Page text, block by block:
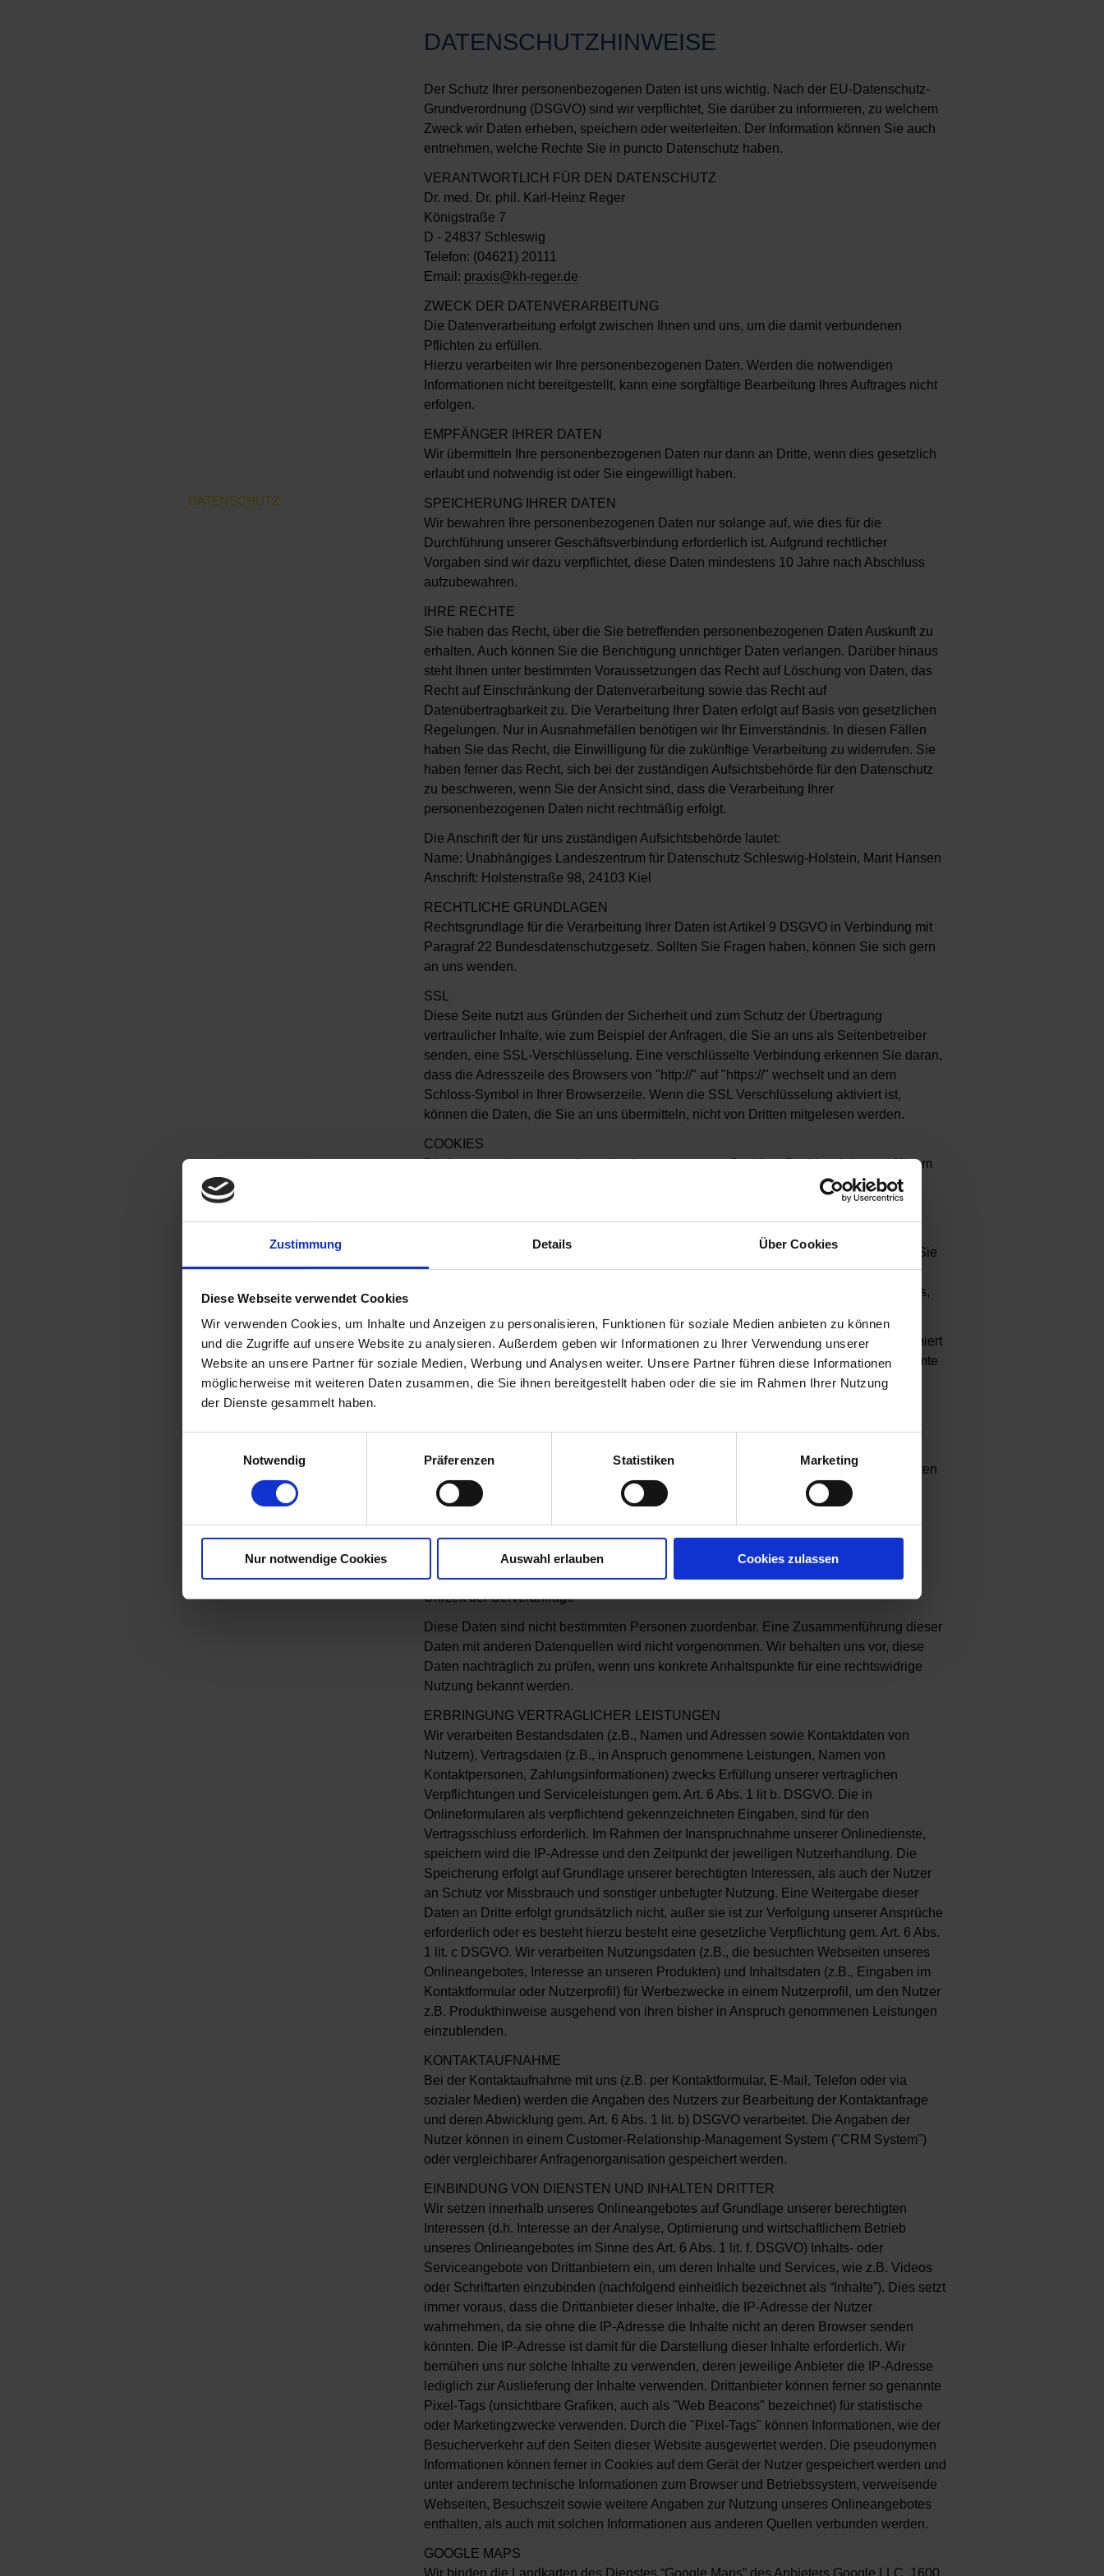
Zustimmung Details Über Cookies
Diese Webseite verwendet Cookies
Wir verwenden Cookies, um Inhalte und Anzeigen zu personalisieren, Funktionen für soziale Medien anbieten zu können
und die Zugriffe auf unsere Website zu analysieren. Außerdem geben wir Informationen zu Ihrer Verwendung unserer
Website an unsere Partner für soziale Medien, Werbung und Analysen weiter. Unsere Partner führen diese Informationen
möglicherweise mit weiteren Daten zusammen, die Sie ihnen bereitgestellt haben oder die sie im Rahmen Ihrer Nutzung
der Dienste gesammelt haben.
Notwendig
Präferenzen Statistiken Marketing
Nur notwendige Cookies Auswahl erlauben Cookies zulassen
DATENSCHUTZHINWEISE
Der Schutz Ihrer personenbezogenen Daten ist uns wichtig. Nach der EU-Datenschutz-
Grundverordnung (DSGVO) sind wir verpflichtet, Sie darüber zu informieren, zu welchem
Zweck wir Daten erheben, speichern oder weiterleiten. Der Information können Sie auch
entnehmen, welche Rechte Sie in puncto Datenschutz haben.
VERANTWORTLICH FÜR DEN DATENSCHUTZ
Dr. med. Dr. phil. Karl-Heinz Reger
Königstraße 7
D - 24837 Schleswig
Telefon: (04621) 20111
Email: praxis@kh-reger.de
ZWECK DER DATENVERARBEITUNG
Die Datenverarbeitung erfolgt zwischen Ihnen und uns, um die damit verbundenen
Pflichten zu erfüllen.
Hierzu verarbeiten wir Ihre personenbezogenen Daten. Werden die notwendigen
Informationen nicht bereitgestellt, kann eine sorgfältige Bearbeitung Ihres Auftrages nicht
erfolgen.
EMPFÄNGER IHRER DATEN
Wir übermitteln Ihre personenbezogenen Daten nur dann an Dritte, wenn dies gesetzlich
erlaubt und notwendig ist oder Sie eingewilligt haben.
SPEICHERUNG IHRER DATEN
Wir bewahren Ihre personenbezogenen Daten nur solange auf, wie dies für die
Durchführung unserer Geschäftsverbindung erforderlich ist. Aufgrund rechtlicher
Vorgaben sind wir dazu verpflichtet, diese Daten mindestens 10 Jahre nach Abschluss
aufzubewahren.
IHRE RECHTE
Sie haben das Recht, über die Sie betreffenden personenbezogenen Daten Auskunft zu
erhalten. Auch können Sie die Berichtigung unrichtiger Daten verlangen. Darüber hinaus
steht Ihnen unter bestimmten Voraussetzungen das Recht auf Löschung von Daten, das
Recht auf Einschränkung der Datenverarbeitung sowie das Recht auf
Datenübertragbarkeit zu. Die Verarbeitung Ihrer Daten erfolgt auf Basis von gesetzlichen
Regelungen. Nur in Ausnahmefällen benötigen wir Ihr Einverständnis. In diesen Fällen
haben Sie das Recht, die Einwilligung für die zukünftige Verarbeitung zu widerrufen. Sie
haben ferner das Recht, sich bei der zuständigen Aufsichtsbehörde für den Datenschutz
zu beschweren, wenn Sie der Ansicht sind, dass die Verarbeitung Ihrer
personenbezogenen Daten nicht rechtmäßig erfolgt.
Die Anschrift der für uns zuständigen Aufsichtsbehörde lautet:
Name: Unabhängiges Landeszentrum für Datenschutz Schleswig-Holstein, Marit Hansen
Anschrift: Holstenstraße 98, 24103 Kiel
RECHTLICHE GRUNDLAGEN
Rechtsgrundlage für die Verarbeitung Ihrer Daten ist Artikel 9 DSGVO in Verbindung mit
Paragraf 22 Bundesdatenschutzgesetz. Sollten Sie Fragen haben, können Sie sich gern
an uns wenden.
SSL
Diese Seite nutzt aus Gründen der Sicherheit und zum Schutz der Übertragung
vertraulicher Inhalte, wie zum Beispiel der Anfragen, die Sie an uns als Seitenbetreiber
senden, eine SSL-Verschlüsselung. Eine verschlüsselte Verbindung erkennen Sie daran,
dass die Adresszeile des Browsers von "http://" auf "https://" wechselt und an dem
Schloss-Symbol in Ihrer Browserzeile. Wenn die SSL Verschlüsselung aktiviert ist,
können die Daten, die Sie an uns übermitteln, nicht von Dritten mitgelesen werden.
COOKIES
Die Internetseiten verwenden teilweise so genannte Cookies. Cookies richten auf Ihrem
Rechner keinen Schaden an und enthalten keine Viren. Cookies dienen dazu, unser
Angebot nutzerfreundlicher, effektiver und sicherer zu machen. Cookies sind kleine
Textdateien, die auf Ihrem Rechner abgelegt werden und die Ihr Browser speichert.
Die meisten der von uns verwendeten Cookies sind so genannte „Session-Cookies“. Sie
werden nach Ende Ihres Besuchs automatisch gelöscht. Andere Cookies bleiben auf
Ihrem Endgerät gespeichert, bis Sie diese löschen. Diese Cookies ermöglichen es uns,
Sie können Ihren Browser so einstellen, dass Sie über das Setzen von Cookies informiert
werden und Cookies nur im Einzelfall erlauben, die Annahme von Cookies für bestimmte
Fälle oder generell ausschließen sowie das automatische Löschen der Cookies beim
Der Provider der Seiten erhebt und speichert automatisch Informationen in so genannten
Server-Log Files, die Ihr Browser automatisch an uns übermittelt. Dies sind:
verwendetes Betriebssystem
Referrer URL
Hostname des zugreifenden Rechners
Uhrzeit der Serveranfrage
Diese Daten sind nicht bestimmten Personen zuordenbar. Eine Zusammenführung dieser
Daten mit anderen Datenquellen wird nicht vorgenommen. Wir behalten uns vor, diese
Daten nachträglich zu prüfen, wenn uns konkrete Anhaltspunkte für eine rechtswidrige
Nutzung bekannt werden.
ERBRINGUNG VERTRAGLICHER LEISTUNGEN
Wir verarbeiten Bestandsdaten (z.B., Namen und Adressen sowie Kontaktdaten von
Nutzern), Vertragsdaten (z.B., in Anspruch genommene Leistungen, Namen von
Kontaktpersonen, Zahlungsinformationen) zwecks Erfüllung unserer vertraglichen
Verpflichtungen und Serviceleistungen gem. Art. 6 Abs. 1 lit b. DSGVO. Die in
Onlineformularen als verpflichtend gekennzeichneten Eingaben, sind für den
Vertragsschluss erforderlich. Im Rahmen der Inanspruchnahme unserer Onlinedienste,
speichern wird die IP-Adresse und den Zeitpunkt der jeweiligen Nutzerhandlung. Die
Speicherung erfolgt auf Grundlage unserer berechtigten Interessen, als auch der Nutzer
an Schutz vor Missbrauch und sonstiger unbefugter Nutzung. Eine Weitergabe dieser
Daten an Dritte erfolgt grundsätzlich nicht, außer sie ist zur Verfolgung unserer Ansprüche
erforderlich oder es besteht hierzu besteht eine gesetzliche Verpflichtung gem. Art. 6 Abs.
1 lit. c DSGVO. Wir verarbeiten Nutzungsdaten (z.B., die besuchten Webseiten unseres
Onlineangebotes, Interesse an unseren Produkten) und Inhaltsdaten (z.B., Eingaben im
Kontaktformular oder Nutzerprofil) für Werbezwecke in einem Nutzerprofil, um den Nutzer
z.B. Produkthinweise ausgehend von ihren bisher in Anspruch genommenen Leistungen
einzublenden.
KONTAKTAUFNAHME
Bei der Kontaktaufnahme mit uns (z.B. per Kontaktformular, E-Mail, Telefon oder via
sozialer Medien) werden die Angaben des Nutzers zur Bearbeitung der Kontaktanfrage
und deren Abwicklung gem. Art. 6 Abs. 1 lit. b) DSGVO verarbeitet. Die Angaben der
Nutzer können in einem Customer-Relationship-Management System ("CRM System")
oder vergleichbarer Anfragenorganisation gespeichert werden.
EINBINDUNG VON DIENSTEN UND INHALTEN DRITTER
Wir setzen innerhalb unseres Onlineangebotes auf Grundlage unserer berechtigten
Interessen (d.h. Interesse an der Analyse, Optimierung und wirtschaftlichem Betrieb
unseres Onlineangebotes im Sinne des Art. 6 Abs. 1 lit. f. DSGVO) Inhalts- oder
Serviceangebote von Drittanbietern ein, um deren Inhalte und Services, wie z.B. Videos
oder Schriftarten einzubinden (nachfolgend einheitlich bezeichnet als “Inhalte”). Dies setzt
immer voraus, dass die Drittanbieter dieser Inhalte, die IP-Adresse der Nutzer
wahrnehmen, da sie ohne die IP-Adresse die Inhalte nicht an deren Browser senden
könnten. Die IP-Adresse ist damit für die Darstellung dieser Inhalte erforderlich. Wir
bemühen uns nur solche Inhalte zu verwenden, deren jeweilige Anbieter die IP-Adresse
lediglich zur Auslieferung der Inhalte verwenden. Drittanbieter können ferner so genannte
Pixel-Tags (unsichtbare Grafiken, auch als "Web Beacons" bezeichnet) für statistische
oder Marketingzwecke verwenden. Durch die "Pixel-Tags" können Informationen, wie der
Besucherverkehr auf den Seiten dieser Website ausgewertet werden. Die pseudonymen
Informationen können ferner in Cookies auf dem Gerät der Nutzer gespeichert werden und
unter anderem technische Informationen zum Browser und Betriebssystem, verweisende
Webseiten, Besuchszeit sowie weitere Angaben zur Nutzung unseres Onlineangebotes
enthalten, als auch mit solchen Informationen aus anderen Quellen verbunden werden.
GOOGLE MAPS
DATENSCHUTZ